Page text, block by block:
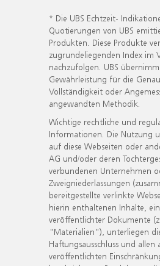
* Die UBS Echtzeit-
Quotierungen von UBS
Produkten. Diese Produkte
zugrundeliegenden Index im
nachzufolgen. UBS
Gewährleistung für die
Vollständigkeit oder
angewandten Methodik.
Wichtige rechtliche und
Informationen. Die Nutzung
auf diese Webseiten oder
AG und/oder deren
verbundenen Unternehmen
Zweigniederlassungen
bereitgestellte verlinkte
hierin enthaltenen Inhalte,
veröffentlichter Dokumente
"Materialien"), unterliegen
Haftungsausschluss und allen
veröffentlichten